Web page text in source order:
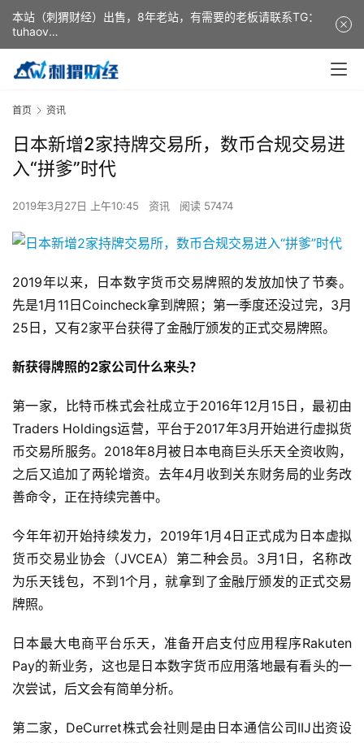
首页 资讯
日本新增2家持牌交易所，数币合规交易进
入“拼爹”时代
2019年3月27日 上午10:45 资讯 阅读 57474
2019年以来，日本数字货币交易牌照的发放加快了节奏。
先是1月11日Coincheck拿到牌照；第一季度还没过完，3月
25日，又有2家平台获得了金融厅颁发的正式交易牌照。
新获得牌照的2家公司什么来头？
第一家，比特币株式会社成立于2016年12月15日，最初由
Traders Holdings运营，平台于2017年3月开始进行虚拟货
币交易所服务。2018年8月被日本电商巨头乐天全资收购，
之后又追加了两轮增资。去年4月收到关东财务局的业务改
善命令，正在持续完善中。
今年年初开始持续发力，2019年1月4日正式成为日本虚拟
货币交易业协会（JVCEA）第二种会员。3月1日，名称改
为乐天钱包，不到1个月，就拿到了金融厅颁发的正式交易
牌照。
日本最大电商平台乐天，准备开启支付应用程序Rakuten
Pay的新业务，这也是日本数字货币应用落地最有看头的一
次尝试，后文会有简单分析。
第二家，DeCurret株式会社则是由日本通信公司IIJ出资设
本站（刺猬财经）出售，8年老站，有需要的老板请联系TG：
tuhaov
This website (ciweicaijing) is for sale. It is a 8-year-old
website. If you need it, please contact TG: tuhaov